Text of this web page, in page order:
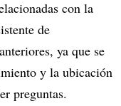
con la
de
ya que se
y la ubicación
preguntas.